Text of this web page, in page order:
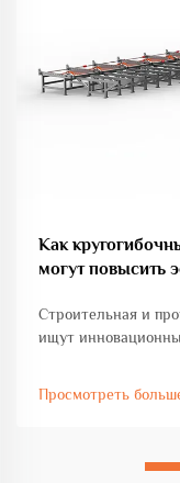
Как
могут повысить
Строительная и
ищут
представляет
Просмотреть